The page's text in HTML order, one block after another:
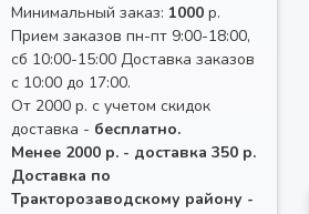
Минимальный заказ: 1000 р.
Прием заказов пн-пт 9:00-18:00,
сб 10:00-15:00 Доставка заказов
с 10:00 до 17:00.
От 2000 р. с учетом скидок
доставка - бесплатно.
Менее 2000 р. - доставка 350 р.
Доставка по
Тракторозаводскому району -